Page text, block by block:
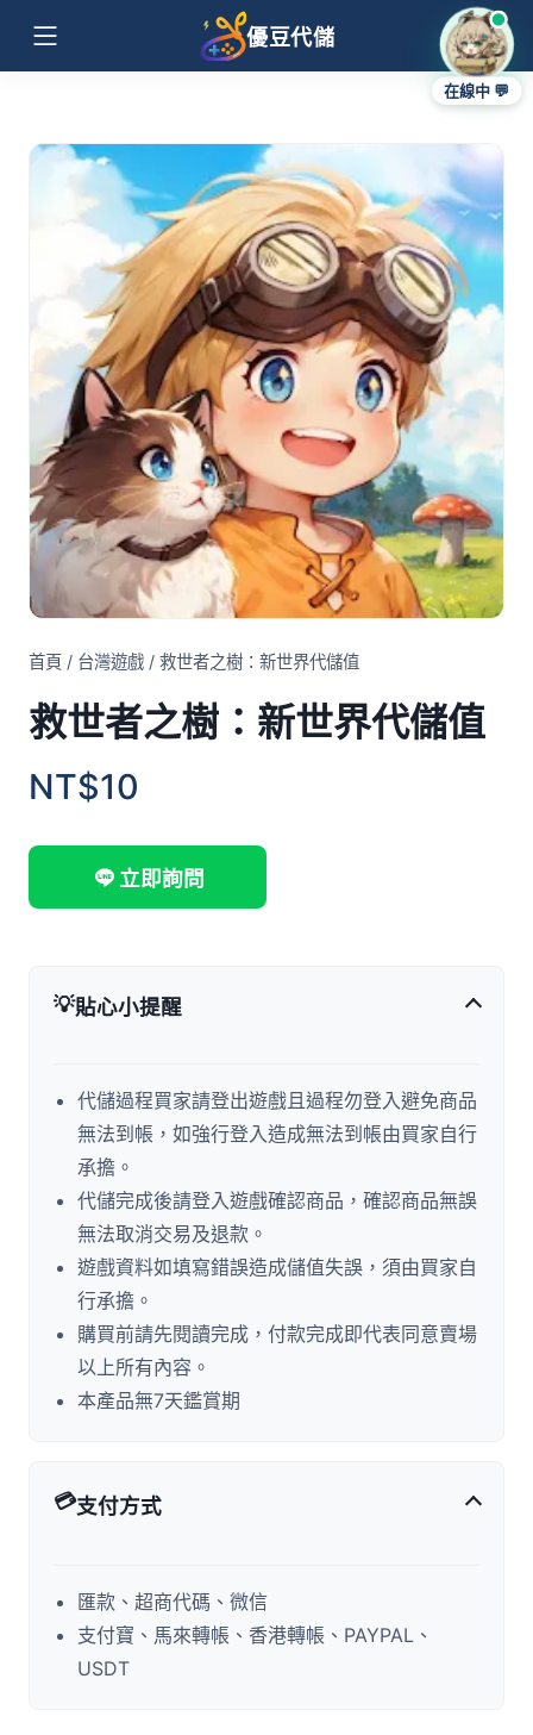
優豆代儲
首頁 / 台灣遊戲 / 救世者之樹：新世界代儲值
救世者之樹：新世界代儲值
NT$10
立即詢問
💡貼心小提醒
代儲過程買家請登出遊戲且過程勿登入避免商品
無法到帳，如強行登入造成無法到帳由買家自行
承擔。
代儲完成後請登入遊戲確認商品，確認商品無誤
無法取消交易及退款。
遊戲資料如填寫錯誤造成儲值失誤，須由買家自
行承擔。
購買前請先閱讀完成，付款完成即代表同意賣場
以上所有內容。
本產品無7天鑑賞期
💳支付方式
匯款、超商代碼、微信
支付寶、馬來轉帳、香港轉帳、PAYPAL、
USDT
在線中 💬